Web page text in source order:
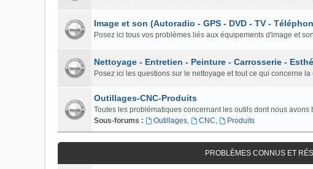
Image et son (Autoradio - GPS - DVD - TV -
Posez ici tous vos problèmes liés aux équipements d'image et
Nettoyage - Entretien - Peinture - Carrosserie -
Posez ici les questions sur le nettoyage et tout ce qui concerne
Outillages-CNC-Produits
Toutes les problématiques concernant les outils dont nous avons
Sous-forums :
Outillages, CNC, Produits
PROBLÈMES CONNUS ET